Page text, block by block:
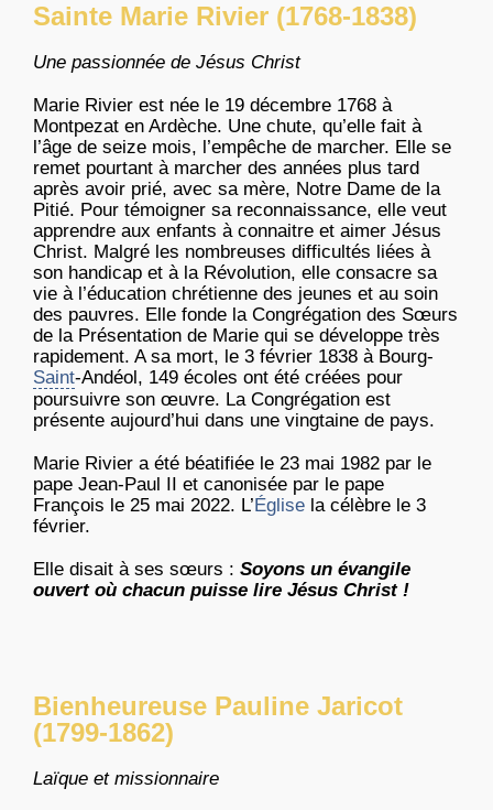
Sainte Marie Rivier (1768-1838)
Une passionnée de Jésus Christ
Marie Rivier est née le 19 décembre 1768 à
Montpezat en Ardèche. Une chute, qu’elle fait à
l’âge de seize mois, l’empêche de marcher. Elle se
remet pourtant à marcher des années plus tard
après avoir prié, avec sa mère, Notre Dame de la
Pitié. Pour témoigner sa reconnaissance, elle veut
apprendre aux enfants à connaitre et aimer Jésus
Christ. Malgré les nombreuses difficultés liées à
son handicap et à la Révolution, elle consacre sa
vie à l’éducation chrétienne des jeunes et au soin
des pauvres. Elle fonde la Congrégation des Sœurs
de la Présentation de Marie qui se développe très
rapidement. A sa mort, le 3 février 1838 à Bourg-
Saint-Andéol, 149 écoles ont été créées pour
poursuivre son œuvre. La Congrégation est
présente aujourd’hui dans une vingtaine de pays.
Marie Rivier a été béatifiée le 23 mai 1982 par le
pape Jean-Paul II et canonisée par le pape
François le 25 mai 2022. L’ Église la célèbre le 3
février.
Elle disait à ses sœurs : Soyons un évangile
ouvert où chacun puisse lire Jésus Christ !
Bienheureuse Pauline Jaricot
(1799-1862)
Laïque et missionnaire